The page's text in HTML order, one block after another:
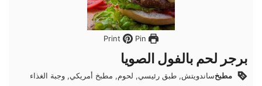
Pin
برجر لحم بالفول الصويا
مطبخساندويتش, طبق رئيسي, لحوم, مطبخ أمريكي, وجبة الغذاء